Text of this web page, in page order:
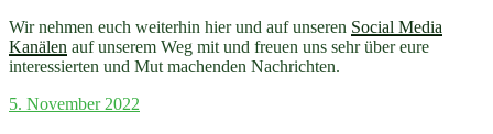
Wir nehmen euch weiterhin hier und auf unseren Social Media
Kanälen auf unserem Weg mit und freuen uns sehr über eure
interessierten und Mut machenden Nachrichten.
Veröffentlicht
5. November 2022